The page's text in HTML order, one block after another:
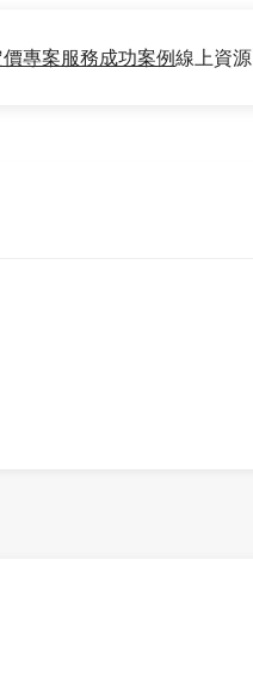
專案服務成功案例線上資源